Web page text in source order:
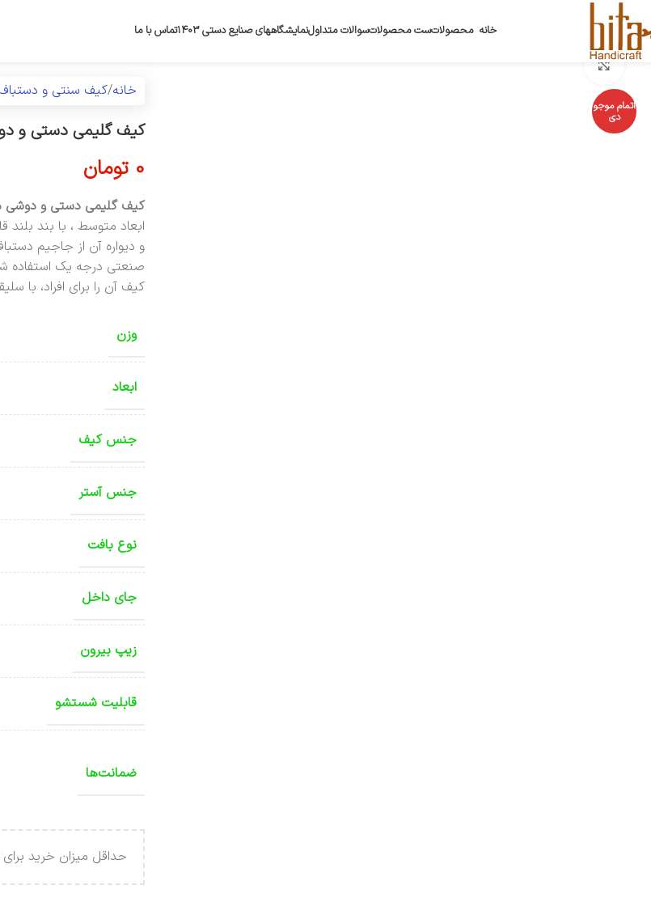
خانه محصولاتست محصولاتسوالات متداولنمایشگاههای صنایع دستی ۱۴۰۳ تماس با ما
اتمام موجو
دی
خانه کیف سنتی و
کیف گلیمی دستی و
0 تومان
کیف گلیمی دستی و دوشی
ابعاد متوسط ، با بند
و دیواره آن از جاجیم
صنعتی درجه یک استفاده
کیف آن را برای افراد، با
وزن
ابعاد
جنس کیف
جنس آستر
نوع بافت
جای داخل
زیپ بیرون
قابلیت شستشو
ضمانت‌ها
حداقل میزان خرید برای ارسال رایگان